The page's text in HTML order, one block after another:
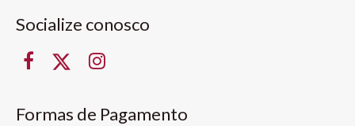
Socialize conosco
Formas de Pagamento